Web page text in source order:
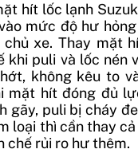
hít lốc lạnh
mức độ hư
xe. Thay mặt
khi puli và lốc nén
không kêu to
mặt hít đóng đủ
gãy, puli bị cháy
loại thì cần thay
chế rủi ro hư thêm.